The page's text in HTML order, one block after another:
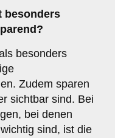
besonders
besonders
Zudem sparen
sichtbar sind. Bei
bei denen
sind, ist die